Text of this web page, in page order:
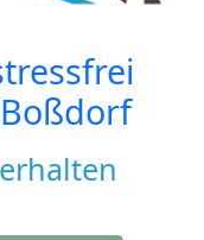
Boßdorf